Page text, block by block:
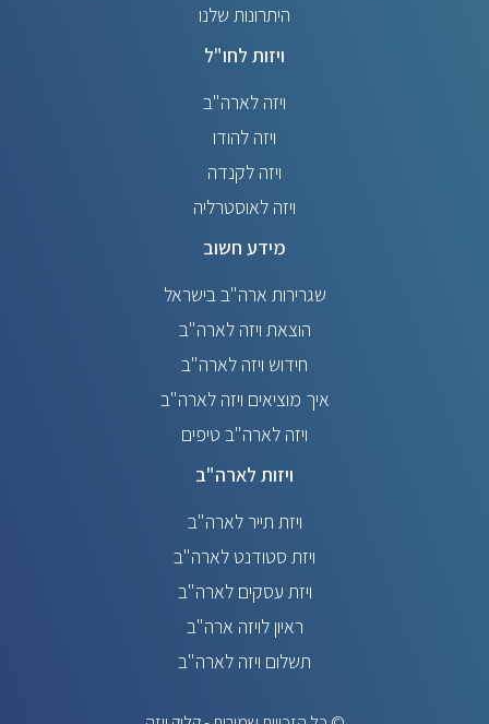
היתרונות שלנו
ויזות לחו"ל
ויזה לארה"ב
ויזה להודו
ויזה לקנדה
ויזה לאוסטרליה
מידע חשוב
שגרירות ארה"ב בישראל
הוצאת ויזה לארה"ב
חידוש ויזה לארה"ב
איך מוציאים ויזה לארה"ב
ויזה לארה"ב טיפים
ויזות לארה"ב
ויזת תייר לארה"ב
ויזת סטודנט לארה"ב
ויזת עסקים לארה"ב
ראיון לויזה ארה"ב
תשלום ויזה לארה"ב